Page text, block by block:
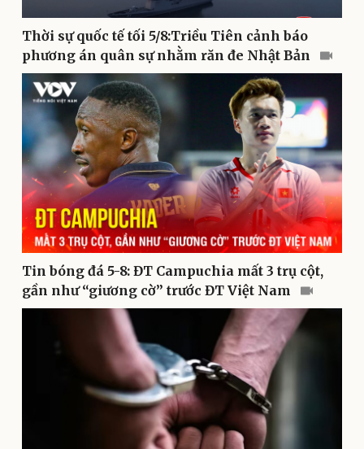
Văn hóa
Sân khấu - Điện ảnh
Văn học
Âm nhạc
Giải trí
Nghệ sĩ
Thời trang
Sao Việt
Thời sự quốc tế tối 5/8:Triều Tiên cảnh báo
phương án quân sự nhằm răn đe Nhật Bản
Tin bóng đá 5-8: ĐT Campuchia mất 3 trụ cột,
gần như “giương cờ” trước ĐT Việt Nam